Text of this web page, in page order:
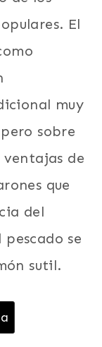
El
muy
sobre
de
que
del
se
sutil.